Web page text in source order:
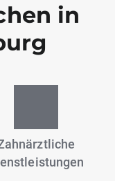
in